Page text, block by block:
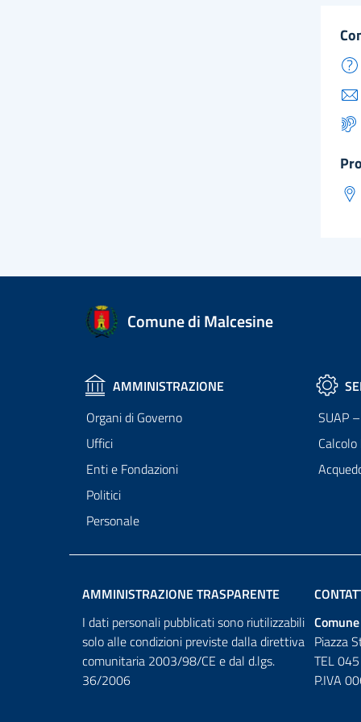
Comune di Malcesine
AMMINISTRAZIONE
Organi di Governo
Uffici
Enti e Fondazioni
Politici
Personale
SUAP
AMMINISTRAZIONE TRASPARENTE
I dati personali pubblicati sono riutilizzabili
solo alle condizioni previste dalla direttiva
comunitaria 2003/98/CE e dal d.lgs.
36/2006
Piazza
TEL
P.IVA